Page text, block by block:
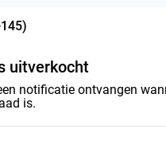
145)
uitverkocht
notificatie ontvangen
is.